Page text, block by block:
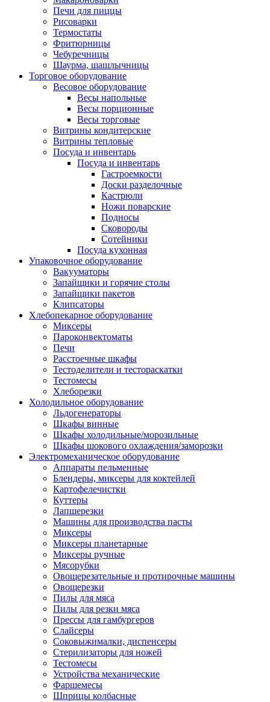
Печи для пиццы
Рисоварки
Термостаты
Фритюрницы
Чебуречницы
Шаурма, шашлычницы
Торговое оборудование
Весовое оборудование
Весы напольные
Весы порционные
Весы торговые
Витрины кондитерские
Витрины тепловые
Посуда и инвентарь
Посуда и инвентарь
Гастроемкости
Доски разделочные
Кастрюли
Ножи поварские
Подносы
Сковороды
Сотейники
Посуда кухонная
Упаковочное оборудование
Вакууматоры
Запайщики и горячие столы
Запайщики пакетов
Клипсаторы
Хлебопекарное оборудование
Миксеры
Пароконвектоматы
Печи
Расстоечные шкафы
Тестоделители и тестораскатки
Тестомесы
Хлеборезки
Холодильное оборудование
Льдогенераторы
Шкафы винные
Шкафы холодильные/морозильные
Шкафы шокового охлаждения/заморозки
Электромеханическое оборудование
Аппараты пельменные
Блендеры, миксеры для коктейлей
Картофелечистки
Куттеры
Лапшерезки
Машины для производства пасты
Миксеры
Миксеры планетарные
Миксеры ручные
Мясорубки
Овощерезательные и протирочные машины
Овощерезки
Пилы для мяса
Пилы для резки мяса
Прессы для гамбургеров
Слайсеры
Соковыжималки, диспенсеры
Стерилизаторы для ножей
Тестомесы
Устройства механические
Фаршемесы
Шприцы колбасные